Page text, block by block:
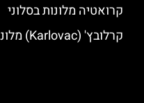
קרואטיה מלונות בסלוני
קרלובץ' (Karlovac) מלונות מומלצים